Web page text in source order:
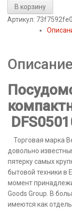
товара
Посудомоечная
машина
В корзину
Артикул:
Описание
Торговая марка
довольно
пятерку самых
бытовой техники в
момент
Goods Group. В
имеются как